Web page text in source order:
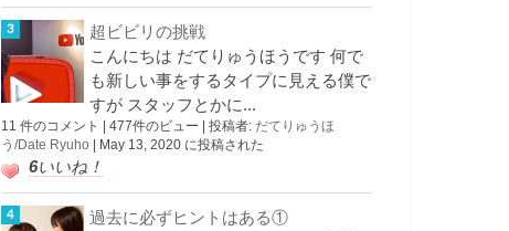
超ビビリの挑戦
こんにちは だてりゅうほうです 何で
も新しい事をするタイプに見える僕で
すが スタッフとかに...
11 件のコメント 477件のビュー 投稿者: だてりゅうほ
う/Date Ryuho
May 13, 2020 に投稿された
6いいね！
過去に必ずヒントはある①